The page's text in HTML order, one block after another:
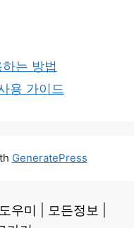
는 방법
용 가이드
GeneratePress
우미 모든정보